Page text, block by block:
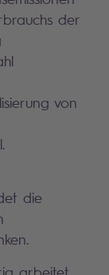
der
von
die